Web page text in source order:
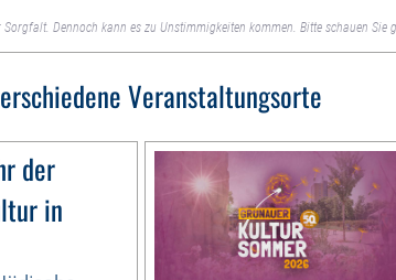
Dennoch kann es zu Unstimmigkeiten kommen. Bitte schauen
Veranstaltungsorte
der
in